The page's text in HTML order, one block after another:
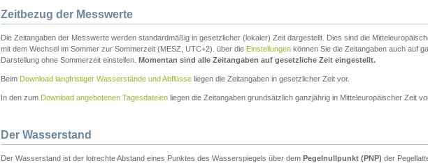
Zeitbezug der Messwerte
Die Zeitangaben der Messwerte werden standardmäßig in gesetzlicher (lokaler) Zeit dargestellt. Dies sind die
mit dem Wechsel im Sommer zur Sommerzeit (MESZ, UTC+2). über die Einstellungen können Sie die Zeitangaben auch auf
Darstellung ohne Sommerzeit einstellen. Momentan sind alle Zeitangaben auf gesetzliche Zeit eingestellt.
Beim Download langfristiger Wasserstände und Abflüsse liegen die Zeitangaben in gesetzlicher Zeit vor.
In den zum Download angebotenen Tagesdateien liegen die Zeitangaben grundsätzlich ganzjährig in Mitteleuropäischer Zeit
Der Wasserstand
Der Wasserstand ist der lotrechte Abstand eines Punktes des Wasserspiegels über dem Pegelnullpunkt (PNP) der